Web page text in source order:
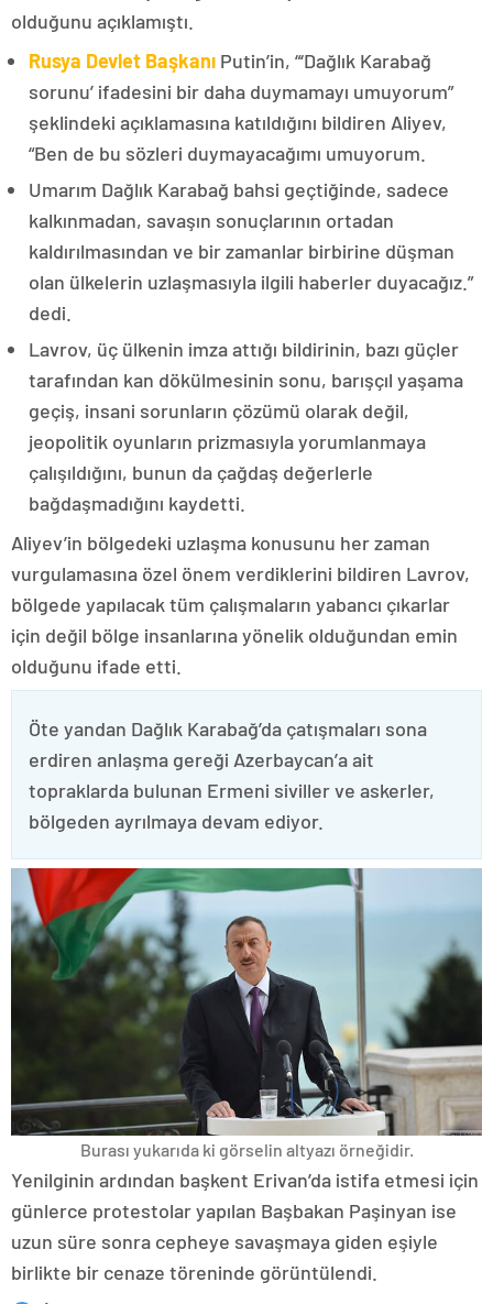
olduğunu açıklamıştı.
Rusya Devlet Başkanı Putin’in, “‘Dağlık Karabağ
sorunu’ ifadesini bir daha duymamayı umuyorum”
şeklindeki açıklamasına katıldığını bildiren Aliyev,
“Ben de bu sözleri duymayacağımı umuyorum.
Umarım Dağlık Karabağ bahsi geçtiğinde, sadece
kalkınmadan, savaşın sonuçlarının ortadan
kaldırılmasından ve bir zamanlar birbirine düşman
olan ülkelerin uzlaşmasıyla ilgili haberler duyacağız.”
dedi.
Lavrov, üç ülkenin imza attığı bildirinin, bazı güçler
tarafından kan dökülmesinin sonu, barışçıl yaşama
geçiş, insani sorunların çözümü olarak değil,
jeopolitik oyunların prizmasıyla yorumlanmaya
çalışıldığını, bunun da çağdaş değerlerle
bağdaşmadığını kaydetti.
Aliyev’in bölgedeki uzlaşma konusunu her zaman
vurgulamasına özel önem verdiklerini bildiren Lavrov,
bölgede yapılacak tüm çalışmaların yabancı çıkarlar
için değil bölge insanlarına yönelik olduğundan emin
olduğunu ifade etti.
Öte yandan Dağlık Karabağ’da çatışmaları sona
erdiren anlaşma gereği Azerbaycan’a ait
topraklarda bulunan Ermeni siviller ve askerler,
bölgeden ayrılmaya devam ediyor.
Burası yukarıda ki görselin altyazı örneğidir.
Yenilginin ardından başkent Erivan’da istifa etmesi için
günlerce protestolar yapılan Başbakan Paşinyan ise
uzun süre sonra cepheye savaşmaya giden eşiyle
birlikte bir cenaze töreninde görüntülendi.